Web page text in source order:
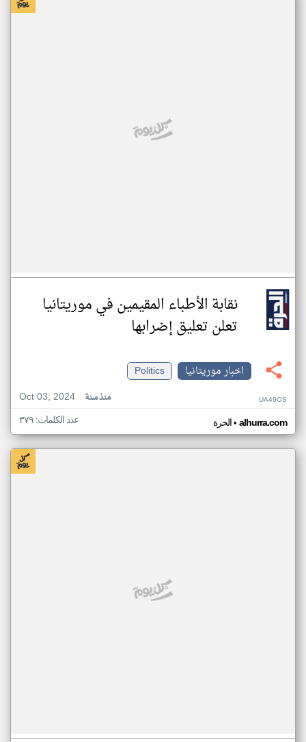
نقابة الأطباء المقيمين في موريتانيا
تعلن تعليق إضرابها
اخبار موريتانيا
Politics
Oct 03, 2024
منذ سنة UA49OS
الحرة• alhurra.com عدد الكلمات: ٣٧٩